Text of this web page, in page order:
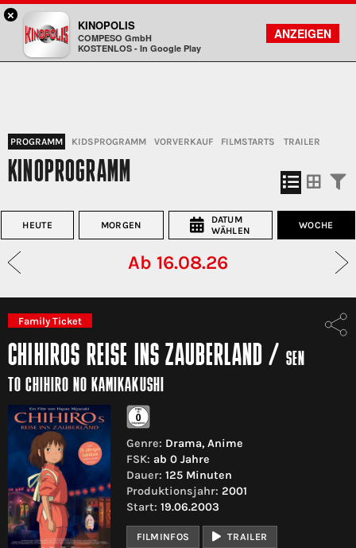
Kinopolis
FILMSUCHE
KONTO
PROGRAMM KIDSPROGRAMM VORVERKAUF FILMSTARTS TRAILER
KINOPROGRAMM
HEUTE MORGEN
DATUM
WÄHLEN
WOCHE
Ab 16.08.26
Family Ticket
CHIHIROS REISE INS ZAUBERLAND / SEN
TO CHIHIRO NO KAMIKAKUSHI
Genre: Drama, Anime
FSK: ab 0 Jahre
Dauer: 125 Minuten
Produktionsjahr: 2001
Start: 19.06.2003
FILMINFOS TRAILER
×
KINOPOLIS
COMPESO GmbH
KOSTENLOS - In Google Play
ANZEIGEN